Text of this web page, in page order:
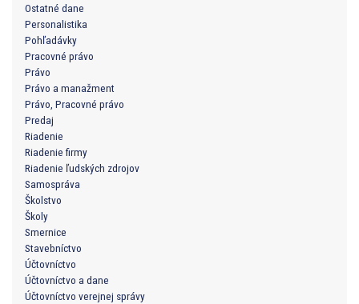
Ostatné dane
Personalistika
Pohľadávky
Pracovné právo
Právo
Právo a manažment
Právo, Pracovné právo
Predaj
Riadenie
Riadenie firmy
Riadenie ľudských zdrojov
Samospráva
Školstvo
Školy
Smernice
Stavebníctvo
Účtovníctvo
Účtovníctvo a dane
Účtovníctvo verejnej správy